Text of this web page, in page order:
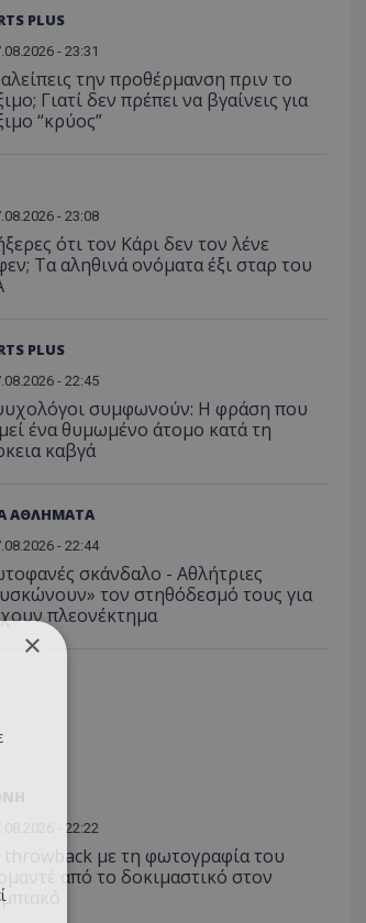
PLUS
- 23:31
την προθέρμανση πριν το
Γιατί δεν πρέπει να βγαίνεις για
“κρύος”
- 23:08
ότι τον Κάρι δεν τον λένε
Τα αληθινά ονόματα έξι σταρ του
PLUS
- 22:45
συμφωνούν: Η φράση που
ένα θυμωμένο άτομο κατά τη
καβγά
ΑΘΛΗΜΑΤΑ
- 22:44
σκάνδαλο - Aθλήτριες
τον στηθόδεσμό τους για
πλεονέκτημα
- 22:22
throwback με τη φωτογραφία του
από το δοκιμαστικό στον
×